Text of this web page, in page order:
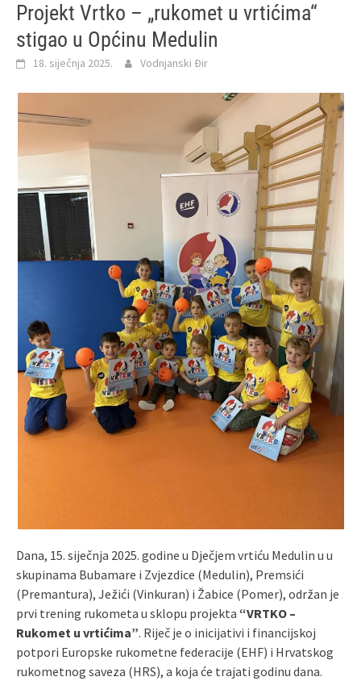
Projekt Vrtko – „rukomet u vrtićima“
stigao u Općinu Medulin
18. siječnja 2025. Vodnjanski Đir
Dana, 15. siječnja 2025. godine u Dječjem vrtiću Medulin u u
skupinama Bubamare i Zvjezdice (Medulin), Premsići
(Premantura), Ježići (Vinkuran) i Žabice (Pomer), održan je
prvi trening rukometa u sklopu projekta “VRTKO –
Rukomet u vrtićima”. Riječ je o inicijativi i financijskoj
potpori Europske rukometne federacije (EHF) i Hrvatskog
rukometnog saveza (HRS), a koja će trajati godinu dana.